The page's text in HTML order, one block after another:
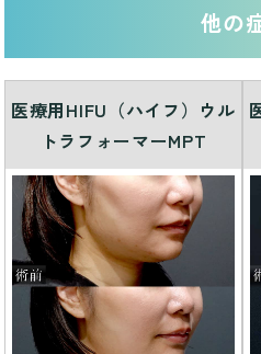
他の
医療用HIFU（ハイフ）ウル
トラフォーマーMPT